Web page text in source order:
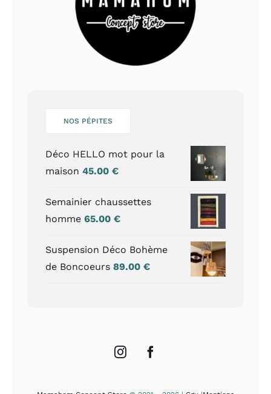
NOS PÉPITES
Déco HELLO mot pour la
maison 45.00€
Semainier chaussettes
homme 65.00€
Suspension Déco Bohème
de Boncoeurs 89.00€